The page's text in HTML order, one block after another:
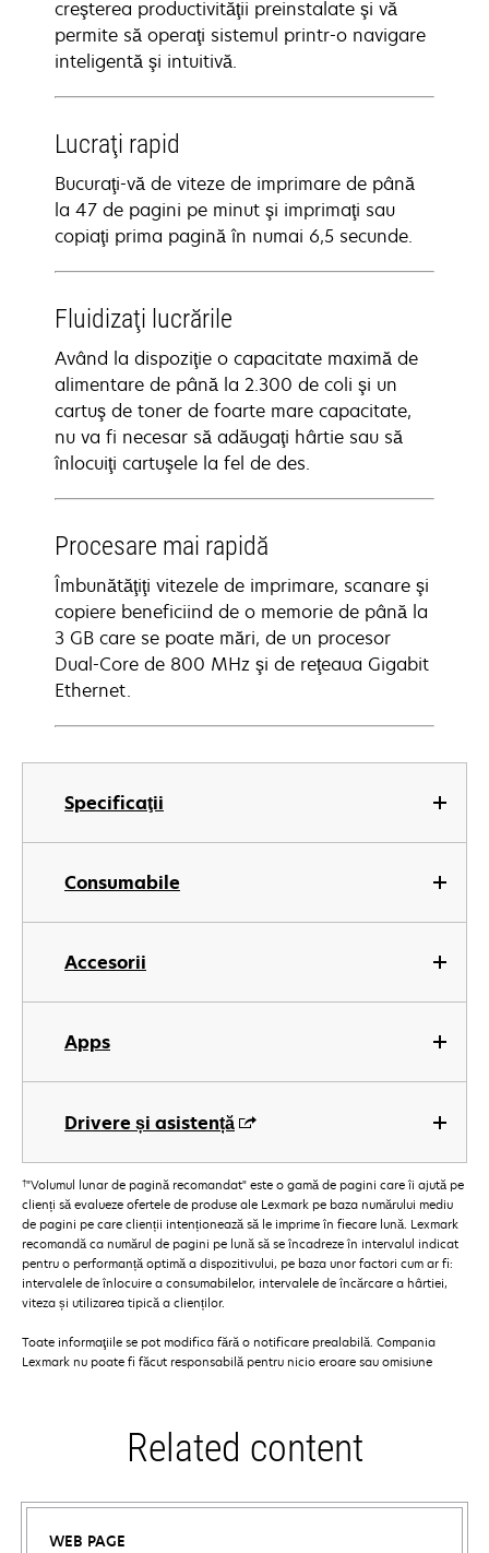
Specificaţii
Consumabile
Accesorii
Apps
Drivere și asistență
creşterea productivităţii preinstalate şi vă
permite să operaţi sistemul printr-o navigare
inteligentă şi intuitivă.
Lucraţi rapid
Bucuraţi-vă de viteze de imprimare de până
la 47 de pagini pe minut şi imprimaţi sau
copiaţi prima pagină în numai 6,5 secunde.
Fluidizaţi lucrările
Având la dispoziţie o capacitate maximă de
alimentare de până la 2.300 de coli şi un
cartuş de toner de foarte mare capacitate,
nu va fi necesar să adăugaţi hârtie sau să
înlocuiţi cartuşele la fel de des.
Procesare mai rapidă
Îmbunătăţiţi vitezele de imprimare, scanare şi
copiere beneficiind de o memorie de până la
3 GB care se poate mări, de un procesor
Dual-Core de 800 MHz şi de reţeaua Gigabit
Ethernet.
†"Volumul lunar de pagină recomandat" este o gamă de pagini care îi ajută pe
clienți să evalueze ofertele de produse ale Lexmark pe baza numărului mediu
de pagini pe care clienții intenționează să le imprime în fiecare lună. Lexmark
recomandă ca numărul de pagini pe lună să se încadreze în intervalul indicat
pentru o performanță optimă a dispozitivului, pe baza unor factori cum ar fi:
intervalele de înlocuire a consumabilelor, intervalele de încărcare a hârtiei,
viteza și utilizarea tipică a clienților.
Toate informaţiile se pot modifica fără o notificare prealabilă. Compania
Lexmark nu poate fi făcut responsabilă pentru nicio eroare sau omisiune
Related content
WEB PAGE